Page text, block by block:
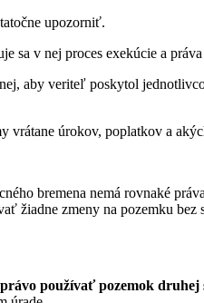
upozorniť.
sa v nej proces exekúcie a
aby veriteľ poskytol
úrokov, poplatkov a
bremena nemá rovnaké
žiadne zmeny na pozemku bez
právo používať pozemok